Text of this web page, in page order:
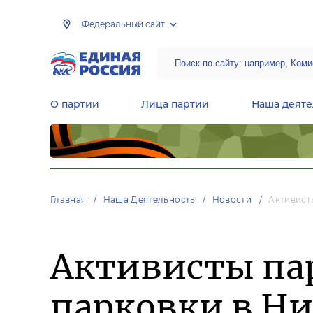
Федеральный сайт
О партии Лица партии Наша
Главная Наша Деятельность Новости
Активисты